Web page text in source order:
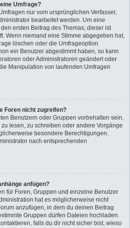
Umfrage?
nur vom ursprünglichen Verfasser,
bearbeitet werden. Um eine
ersten Beitrag des Themas; dieser ist
Wenn niemand eine Stimme abgegeben hat,
löschen oder die Umfrageoption
ein Benutzer abgestimmt haben, so kann
oder Administratoren geändert oder
Manipulation von laufenden Umfragen
Foren nicht zugreifen?
Benutzern oder Gruppen vorbehalten sein.
lesen, zu schreiben oder andere Vorgänge
besondere Berechtigungen.
nach entsprechenden
anfügen?
für Foren, Gruppen und einzelne Benutzer
hat es möglicherweise nicht
anzufügen, in dem du deinen Beitrag
Gruppen dürfen Dateien hochladen.
falls du dir nicht sicher bist, wieso